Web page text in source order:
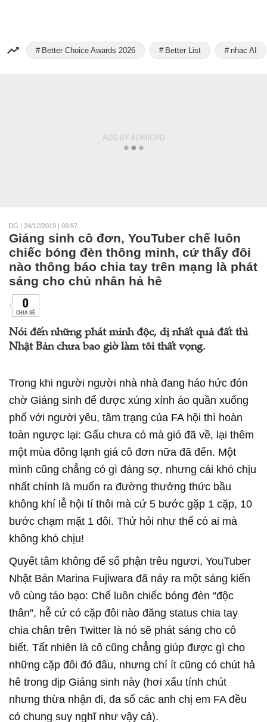
Better Choice Awards 2026 Better List nhạc AI
DG | 24/12/2019 | 09:57
Giáng sinh cô đơn, YouTuber chế luôn
chiếc bóng đèn thông minh, cứ thấy đôi
nào thông báo chia tay trên mạng là phát
sáng cho chủ nhân hả hê
0
CHIA SẺ
Nói đến những phát minh độc, dị nhất quả đất thì
Nhật Bản chưa bao giờ làm tôi thất vọng.
Trong khi người người nhà nhà đang háo hức đón
chờ Giáng sinh để được xúng xính áo quần xuống
phố với người yêu, tâm trạng của FA hội thì hoàn
toàn ngược lại: Gấu chưa có mà gió đã về, lại thêm
một mùa đông lạnh giá cô đơn nữa đã đến. Một
mình cũng chẳng có gì đáng sợ, nhưng cái khó chịu
nhất chính là muốn ra đường thưởng thức bầu
không khí lễ hội tí thôi mà cứ 5 bước gặp 1 cặp, 10
bước chạm mặt 1 đôi. Thử hỏi như thế có ai mà
không khó chịu!
Quyết tâm không để số phận trêu ngươi, YouTuber
Nhật Bản Marina Fujiwara đã nảy ra một sáng kiến
vô cùng táo bạo: Chế luôn chiếc bóng đèn “độc
thân”, hễ cứ có cặp đôi nào đăng status chia tay
chia chân trên Twitter là nó sẽ phát sáng cho cô
biết. Tất nhiên là cô cũng chẳng giúp được gì cho
những cặp đôi đó đâu, nhưng chí ít cũng có chút hả
hê trong dịp Giáng sinh này (hơi xấu tính chút
nhưng thừa nhận đi, đa số các anh chị em FA đều
có chung suy nghĩ như vậy cả).